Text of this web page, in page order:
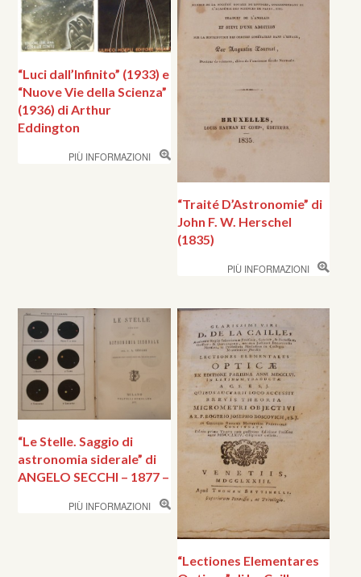
“Luci dall’Infinito” (1933) e
“Nuove Vie della Scienza”
(1936) di Arthur
Eddington
PIÙ INFORMAZIONI
“Traité D’Astronomie” di
John F. W. Herschel
(1835)
PIÙ INFORMAZIONI
“Le Stelle. Saggio di
astronomia siderale” di
ANGELO SECCHI – 1877 –
PIÙ INFORMAZIONI
“Lectiones Elementares